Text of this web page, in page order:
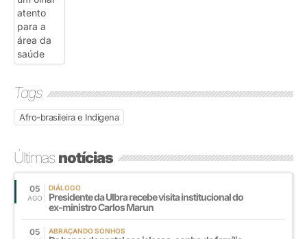
Tags
Afro-brasileira e Indigena
Últimasnotícias
05
AGO
DIÁLOGO
Presidente da Ulbra recebe visita institucional do
ex-ministro Carlos Marun
05 ABRAÇANDO SONHOS